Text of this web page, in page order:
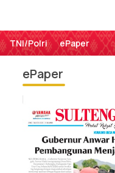
TNI/Polri ePaper
ePaper